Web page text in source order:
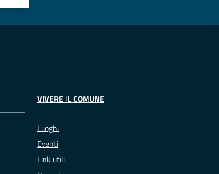
VIVERE IL COMUNE
Luoghi
Eventi
Link utili